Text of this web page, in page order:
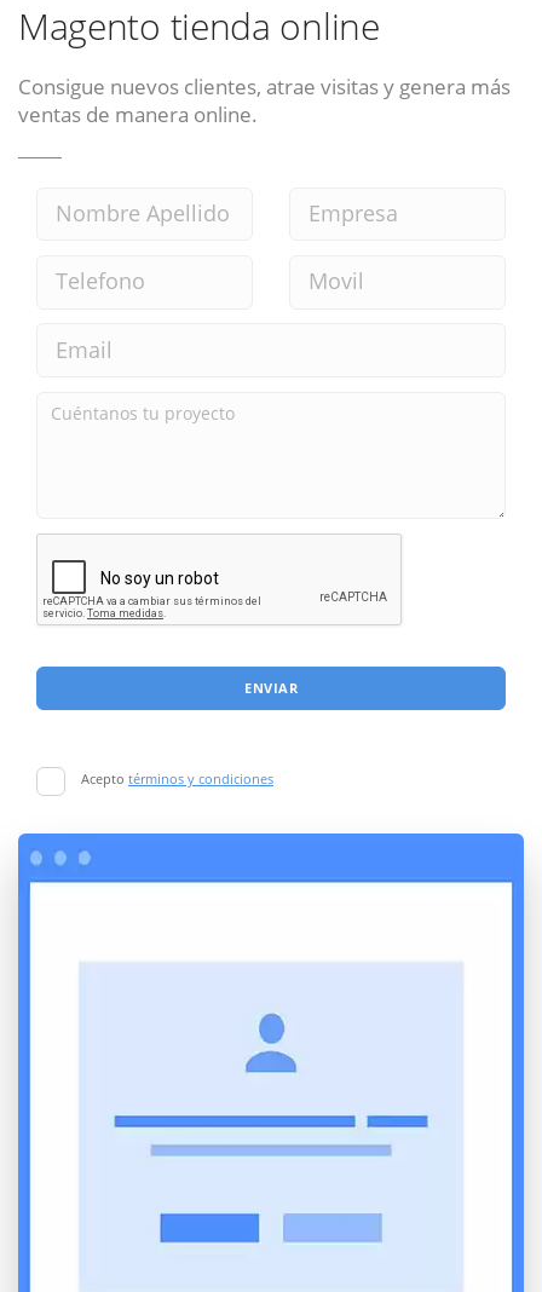
Magento tienda online
Consigue nuevos clientes, atrae visitas y genera más
ventas de manera online.
ENVIAR
Acepto términos y condiciones